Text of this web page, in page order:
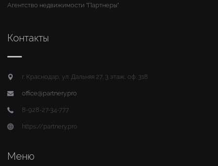
Агентство недвижимости "Партнеры"
Контакты
г. Краснодар, ул. Дальняя 27, 3 этаж, оф. 318
office@partnery.pro
8-928-27-34-777
https://partnery.pro
Меню